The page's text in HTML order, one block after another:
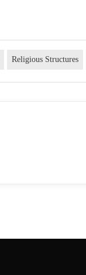
Religious Structures